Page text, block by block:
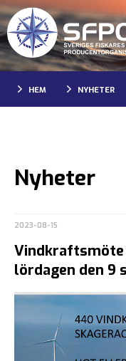
HEM NYHETER
Nyheter
2023-08-15
Vindkraftsmöte
lördagen den 9